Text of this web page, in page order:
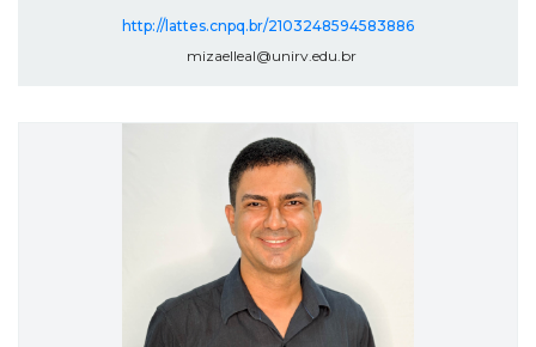
http://lattes.cnpq.br/2103248594583886
mizaelleal@unirv.edu.br